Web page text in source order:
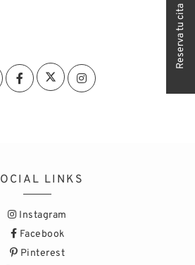
Reserva tu cita
LINKS
Instagram
Facebook
Pinterest